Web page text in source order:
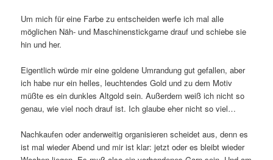
Um mich für eine Farbe zu entscheiden werfe ich mal alle
möglichen Näh- und Maschinenstickgarne drauf und schiebe sie
hin und her.
Eigentlich würde mir eine goldene Umrandung gut gefallen, aber
ich habe nur ein helles, leuchtendes Gold und zu dem Motiv
müßte es ein dunkles Altgold sein. Außerdem weiß ich nicht so
genau, wie viel noch drauf ist. Ich glaube eher nicht so viel…
Nachkaufen oder anderweitig organisieren scheidet aus, denn es
ist mal wieder Abend und mir ist klar: jetzt oder es bleibt wieder